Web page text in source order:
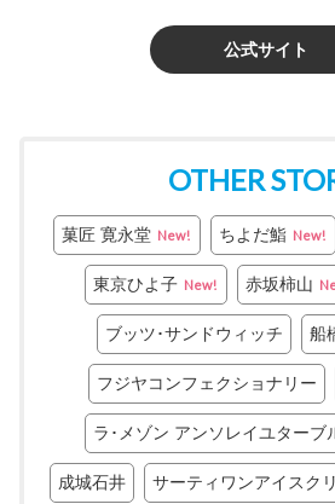
公式サイト
OTHER
菓匠 寛永堂 New! ちよだ鮨 New!
東京ひよ子 New! 赤坂柿山
ブッツ･サンドウィッチ 船
フジヤコンフェクショナリー
ラ･メゾン アンソレイユターブ
成城石井 サーティワンアイスク